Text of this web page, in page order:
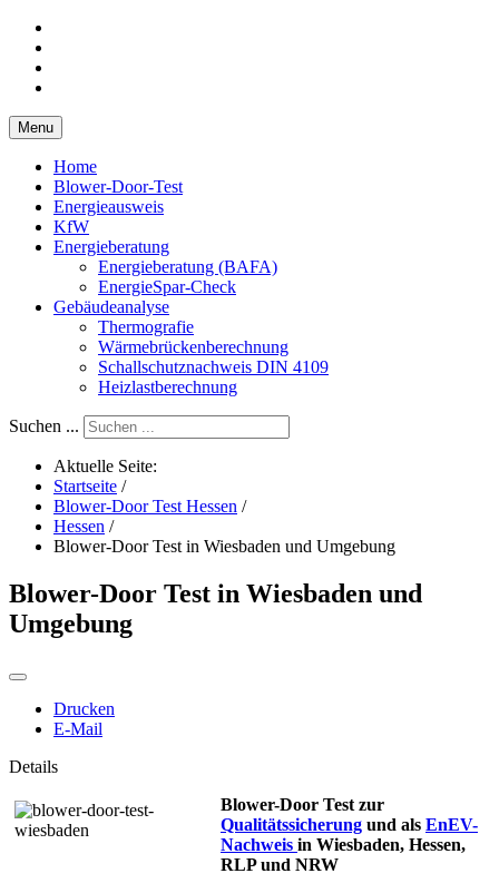
Menu
Home
Blower-Door-Test
Energieausweis
KfW
Energieberatung
Energieberatung (BAFA)
EnergieSpar-Check
Gebäudeanalyse
Thermografie
Wärmebrückenberechnung
Schallschutznachweis DIN 4109
Heizlastberechnung
Suchen ...
Aktuelle Seite:
Startseite /
Blower-Door Test Hessen /
Hessen /
Blower-Door Test in Wiesbaden und Umgebung
Blower-Door Test in Wiesbaden und
Umgebung
Drucken
E-Mail
Details
Blower-Door Test zur
Qualitätssicherung und als EnEV-
Nachweis in Wiesbaden, Hessen,
RLP und NRW